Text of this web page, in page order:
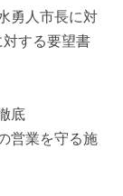
勇人市長に対
する要望書
底
営業を守る施